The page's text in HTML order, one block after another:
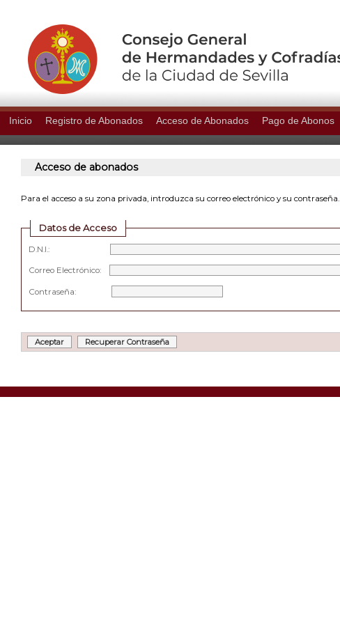
Inicio Registro de Abonados Acceso de Abonados Pago de Abonos
Acceso de abonados
Para el acceso a su zona privada, introduzca su correo electrónico y su contraseña.
Datos de Acceso
D.N.I.:
Correo Electrónico:
Contraseña: